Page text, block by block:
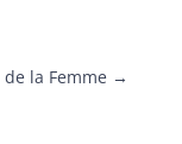
la Femme →